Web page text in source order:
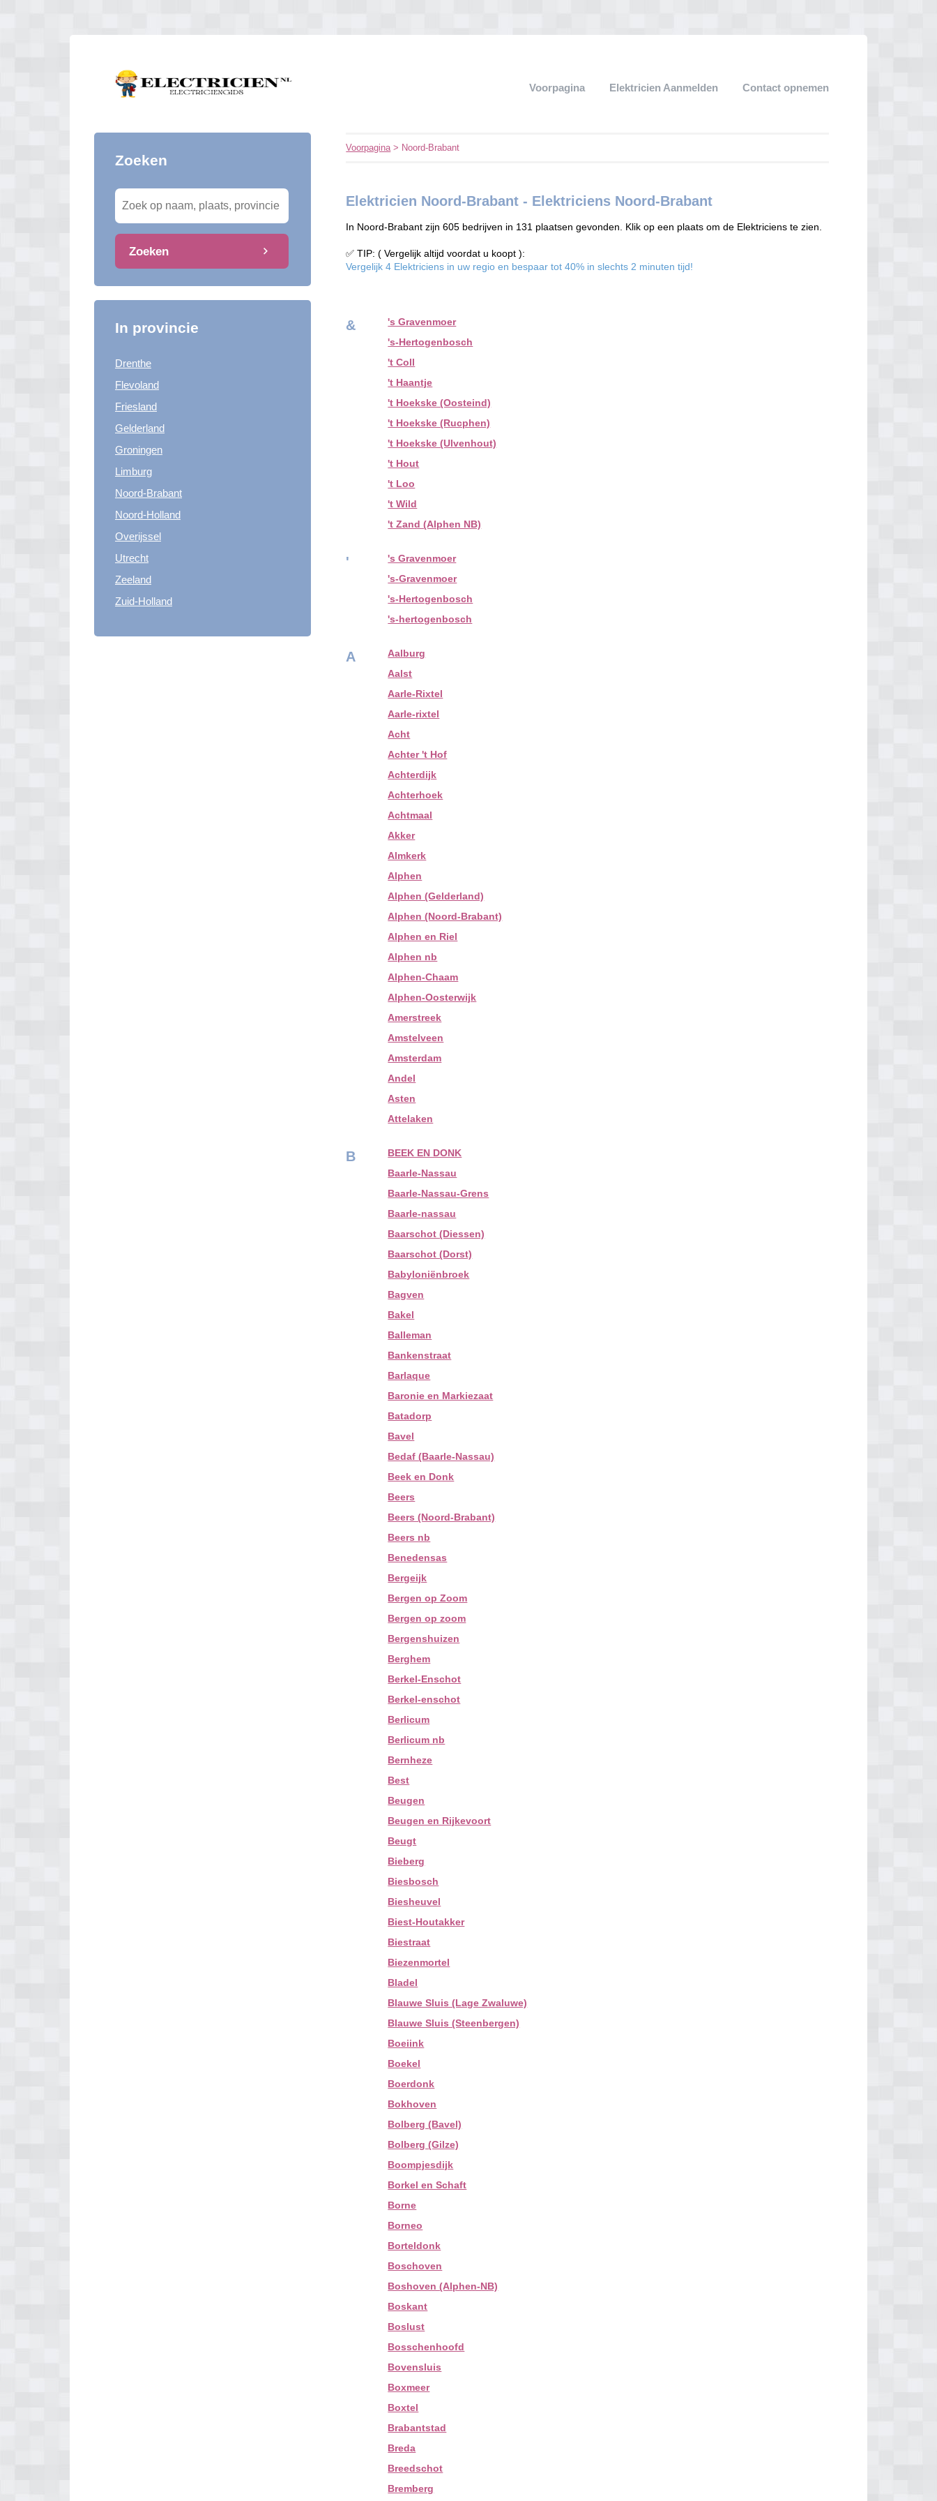
Voorpagina Elektricien Aanmelden Contact opnemen
Zoeken
Zoeken
In provincie
Drenthe
Flevoland
Friesland
Gelderland
Groningen
Limburg
Noord-Brabant
Noord-Holland
Overijssel
Utrecht
Zeeland
Zuid-Holland
Voorpagina> Noord-Brabant
Elektricien Noord-Brabant - Elektriciens Noord-Brabant
In Noord-Brabant zijn 605 bedrijven in 131 plaatsen gevonden. Klik op een plaats om de Elektriciens te zien.
✅ TIP: ( Vergelijk altijd voordat u koopt ):
Vergelijk 4 Elektriciens in uw regio en bespaar tot 40% in slechts 2 minuten tijd!
&
's Gravenmoer
's-Hertogenbosch
't Coll
't Haantje
't Hoekske (Oosteind)
't Hoekske (Rucphen)
't Hoekske (Ulvenhout)
't Hout
't Loo
't Wild
't Zand (Alphen NB)
'
's Gravenmoer
's-Gravenmoer
's-Hertogenbosch
's-hertogenbosch
A
Aalburg
Aalst
Aarle-Rixtel
Aarle-rixtel
Acht
Achter 't Hof
Achterdijk
Achterhoek
Achtmaal
Akker
Almkerk
Alphen
Alphen (Gelderland)
Alphen (Noord-Brabant)
Alphen en Riel
Alphen nb
Alphen-Chaam
Alphen-Oosterwijk
Amerstreek
Amstelveen
Amsterdam
Andel
Asten
Attelaken
B
BEEK EN DONK
Baarle-Nassau
Baarle-Nassau-Grens
Baarle-nassau
Baarschot (Diessen)
Baarschot (Dorst)
Babyloniënbroek
Bagven
Bakel
Balleman
Bankenstraat
Barlaque
Baronie en Markiezaat
Batadorp
Bavel
Bedaf (Baarle-Nassau)
Beek en Donk
Beers
Beers (Noord-Brabant)
Beers nb
Benedensas
Bergeijk
Bergen op Zoom
Bergen op zoom
Bergenshuizen
Berghem
Berkel-Enschot
Berkel-enschot
Berlicum
Berlicum nb
Bernheze
Best
Beugen
Beugen en Rijkevoort
Beugt
Bieberg
Biesbosch
Biesheuvel
Biest-Houtakker
Biestraat
Biezenmortel
Bladel
Blauwe Sluis (Lage Zwaluwe)
Blauwe Sluis (Steenbergen)
Boeiink
Boekel
Boerdonk
Bokhoven
Bolberg (Bavel)
Bolberg (Gilze)
Boompjesdijk
Borkel en Schaft
Borne
Borneo
Borteldonk
Boschoven
Boshoven (Alphen-NB)
Boskant
Boslust
Bosschenhoofd
Bovensluis
Boxmeer
Boxtel
Brabantstad
Breda
Breedschot
Bremberg